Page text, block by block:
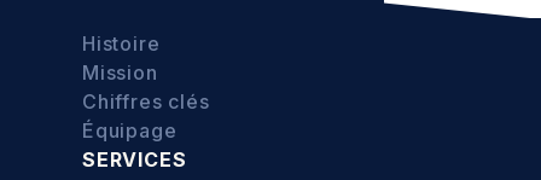
Histoire
Mission
Chiffres clés
Équipage
SERVICES